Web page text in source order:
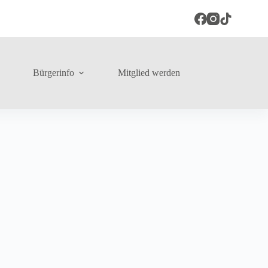
Bürgerinfo Mitglied werden